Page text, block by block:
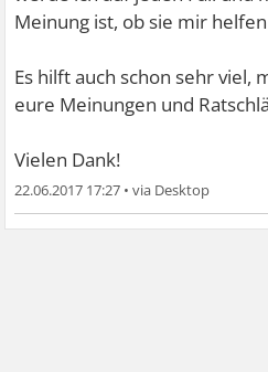
Meinung ist, ob sie mir
Es hilft auch schon sehr viel,
eure Meinungen und
Vielen Dank!
22.06.2017 17:27 •